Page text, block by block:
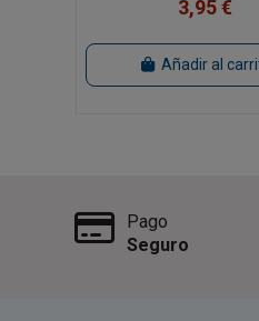
3,95 €
Añadir al
Pago
Seguro